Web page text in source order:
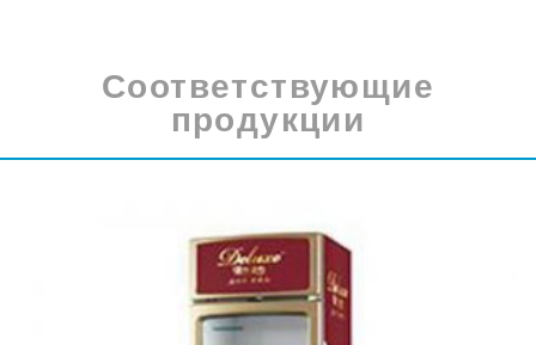
Соответствующие
продукции